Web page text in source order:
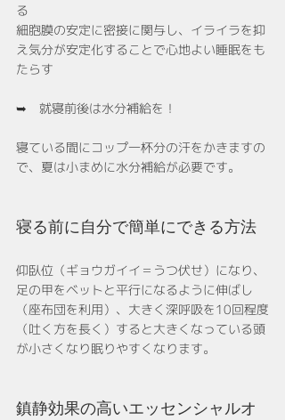
る
細胞膜の安定に密接に関与し、イライラを抑
え気分が安定化することで心地よい睡眠をも
たらす
➥　就寝前後は水分補給を！
寝ている間にコップ一杯分の汗をかきますの
で、夏は小まめに水分補給が必要です。
寝る前に自分で簡単にできる方法
仰臥位（ギョウガイイ＝うつ伏せ）になり、
足の甲をベットと平行になるように伸ばし
（座布団を利用）、大きく深呼吸を10回程度
（吐く方を長く）すると大きくなっている頭
が小さくなり眠りやすくなります。
鎮静効果の高いエッセンシャルオ